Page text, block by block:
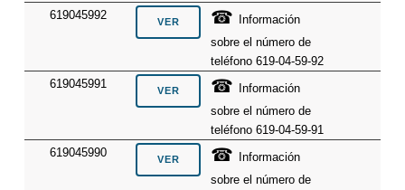
619045992
☎ Información
sobre el número de
teléfono 619-04-59-92
619045991
☎ Información
sobre el número de
teléfono 619-04-59-91
619045990
☎ Información
sobre el número de